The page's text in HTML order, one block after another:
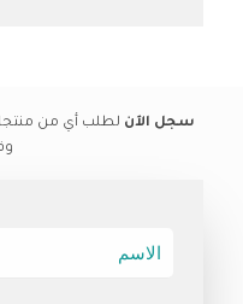
سجل الآن لطلب أي من